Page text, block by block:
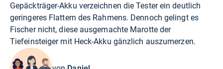
Gepäckträger-Akku verzeichnen die Tester ein deutlich
geringeres Flattern des Rahmens. Dennoch gelingt es
Fischer nicht, diese ausgemachte Marotte der
Tiefeinsteiger mit Heck-Akku gänzlich auszumerzen.